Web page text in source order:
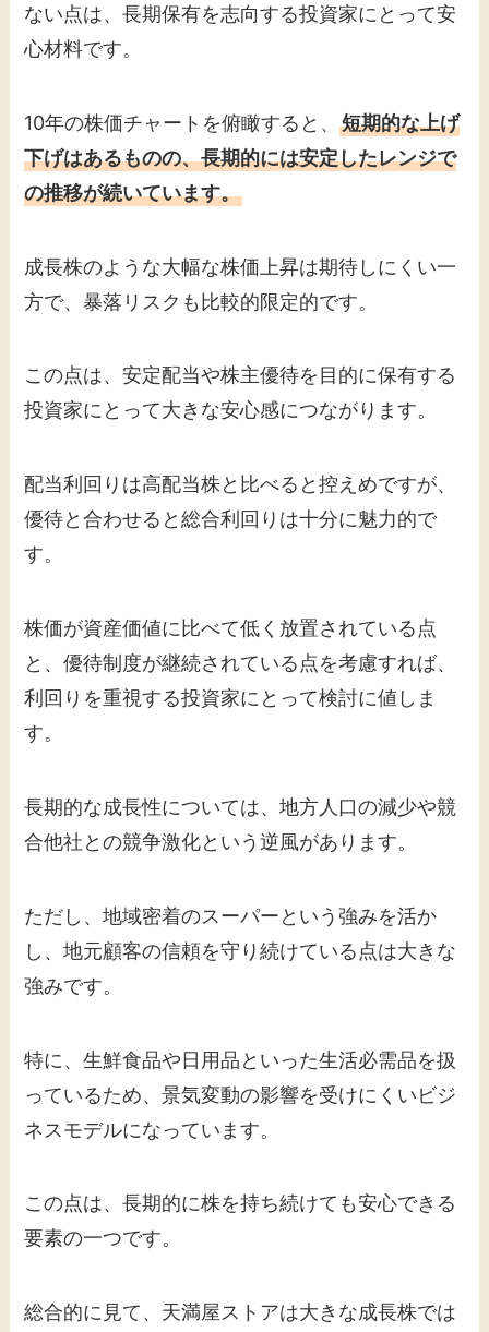
ない点は、長期保有を志向する投資家にとって安
心材料です。
10年の株価チャートを俯瞰すると、短期的な上げ
下げはあるものの、長期的には安定したレンジで
の推移が続いています。
成長株のような大幅な株価上昇は期待しにくい一
方で、暴落リスクも比較的限定的です。
この点は、安定配当や株主優待を目的に保有する
投資家にとって大きな安心感につながります。
配当利回りは高配当株と比べると控えめですが、
優待と合わせると総合利回りは十分に魅力的で
す。
株価が資産価値に比べて低く放置されている点
と、優待制度が継続されている点を考慮すれば、
利回りを重視する投資家にとって検討に値しま
す。
長期的な成長性については、地方人口の減少や競
合他社との競争激化という逆風があります。
ただし、地域密着のスーパーという強みを活か
し、地元顧客の信頼を守り続けている点は大きな
強みです。
特に、生鮮食品や日用品といった生活必需品を扱
っているため、景気変動の影響を受けにくいビジ
ネスモデルになっています。
この点は、長期的に株を持ち続けても安心できる
要素の一つです。
総合的に見て、天満屋ストアは大きな成長株では